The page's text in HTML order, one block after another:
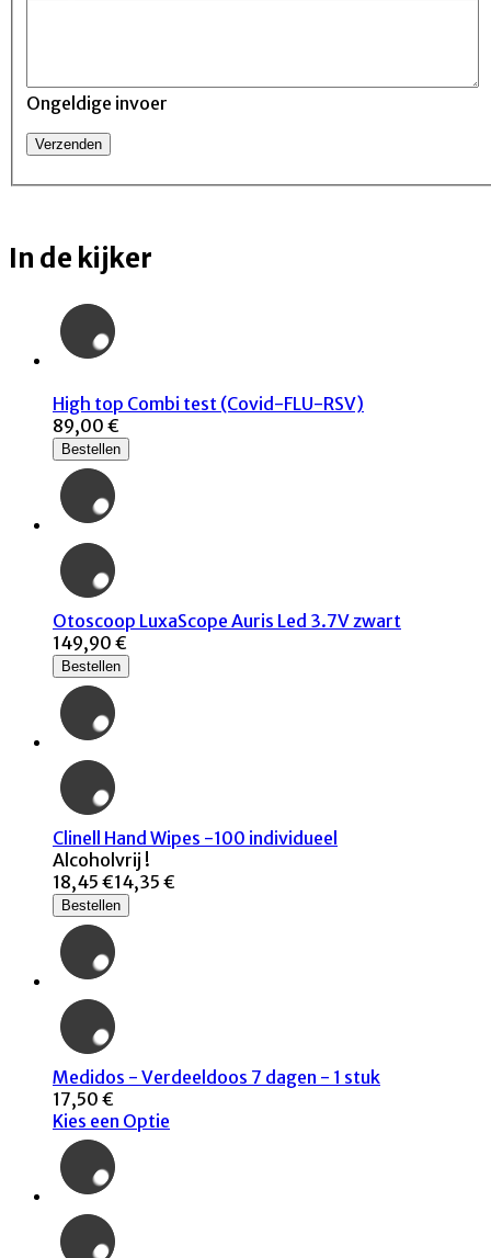
Ongeldige invoer
In de kijker
High top Combi test (Covid-FLU-RSV)
89,00 €
Bestellen
Otoscoop LuxaScope Auris Led 3.7V zwart
149,90 €
Bestellen
Clinell Hand Wipes -100 individueel
Alcoholvrij !
18,45 €14,35 €
Bestellen
Medidos - Verdeeldoos 7 dagen - 1 stuk
17,50 €
Kies een Optie